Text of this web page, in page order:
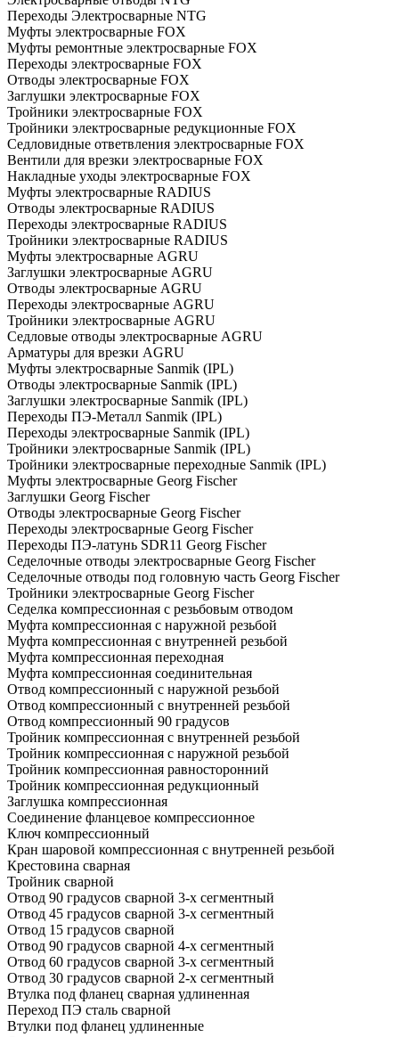
Переходы Электросварные NTG
Муфты электросварные FOX
Муфты ремонтные электросварные FOX
Переходы электросварные FOX
Отводы электросварные FOX
Заглушки электросварные FOX
Тройники электросварные FOX
Тройники электросварные редукционные FOX
Седловидные ответвления электросварные FOX
Вентили для врезки электросварные FOX
Накладные уходы электросварные FOX
Муфты электросварные RADIUS
Отводы электросварные RADIUS
Переходы электросварные RADIUS
Тройники электросварные RADIUS
Муфты электросварные AGRU
Заглушки электросварные AGRU
Отводы электросварные AGRU
Переходы электросварные AGRU
Тройники электросварные AGRU
Седловые отводы электросварные AGRU
Арматуры для врезки AGRU
Муфты электросварные Sanmik (IPL)
Отводы электросварные Sanmik (IPL)
Заглушки электросварные Sanmik (IPL)
Переходы ПЭ-Металл Sanmik (IPL)
Переходы электросварные Sanmik (IPL)
Тройники электросварные Sanmik (IPL)
Тройники электросварные переходные Sanmik (IPL)
Муфты электросварные Georg Fischer
Заглушки Georg Fischer
Отводы электросварные Georg Fischer
Переходы электросварные Georg Fischer
Переходы ПЭ-латунь SDR11 Georg Fischer
Седелочные отводы электросварные Georg Fischer
Седелочные отводы под головную часть Georg Fischer
Тройники электросварные Georg Fischer
Седелка компрессионная с резьбовым отводом
Муфта компрессионная с наружной резьбой
Муфта компрессионная с внутренней резьбой
Муфта компрессионная переходная
Муфта компрессионная соединительная
Отвод компрессионный с наружной резьбой
Отвод компрессионный с внутренней резьбой
Отвод компрессионный 90 градусов
Тройник компрессионная с внутренней резьбой
Тройник компрессионная с наружной резьбой
Тройник компрессионная равносторонний
Тройник компрессионная редукционный
Заглушка компрессионная
Соединение фланцевое компрессионное
Ключ компрессионный
Кран шаровой компрессионная с внутренней резьбой
Крестовина сварная
Тройник сварной
Отвод 90 градусов сварной 3-х сегментный
Отвод 45 градусов сварной 3-х сегментный
Отвод 15 градусов сварной
Отвод 90 градусов сварной 4-х сегментный
Отвод 60 градусов сварной 3-х сегментный
Отвод 30 градусов сварной 2-х сегментный
Втулка под фланец сварная удлиненная
Переход ПЭ сталь сварной
Втулки под фланец удлиненные